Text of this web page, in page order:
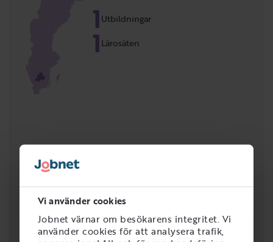
Vi använder cookies
Jobnet värnar om besökarens integritet. Vi
använder cookies för att analysera trafik,
1Utbildningar
1Lärosäten